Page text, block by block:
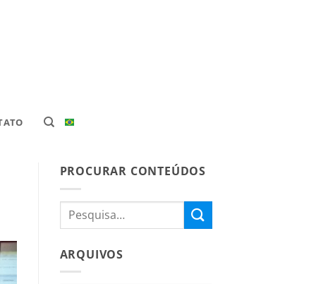
PROCURAR CONTEÚDOS
ARQUIVOS